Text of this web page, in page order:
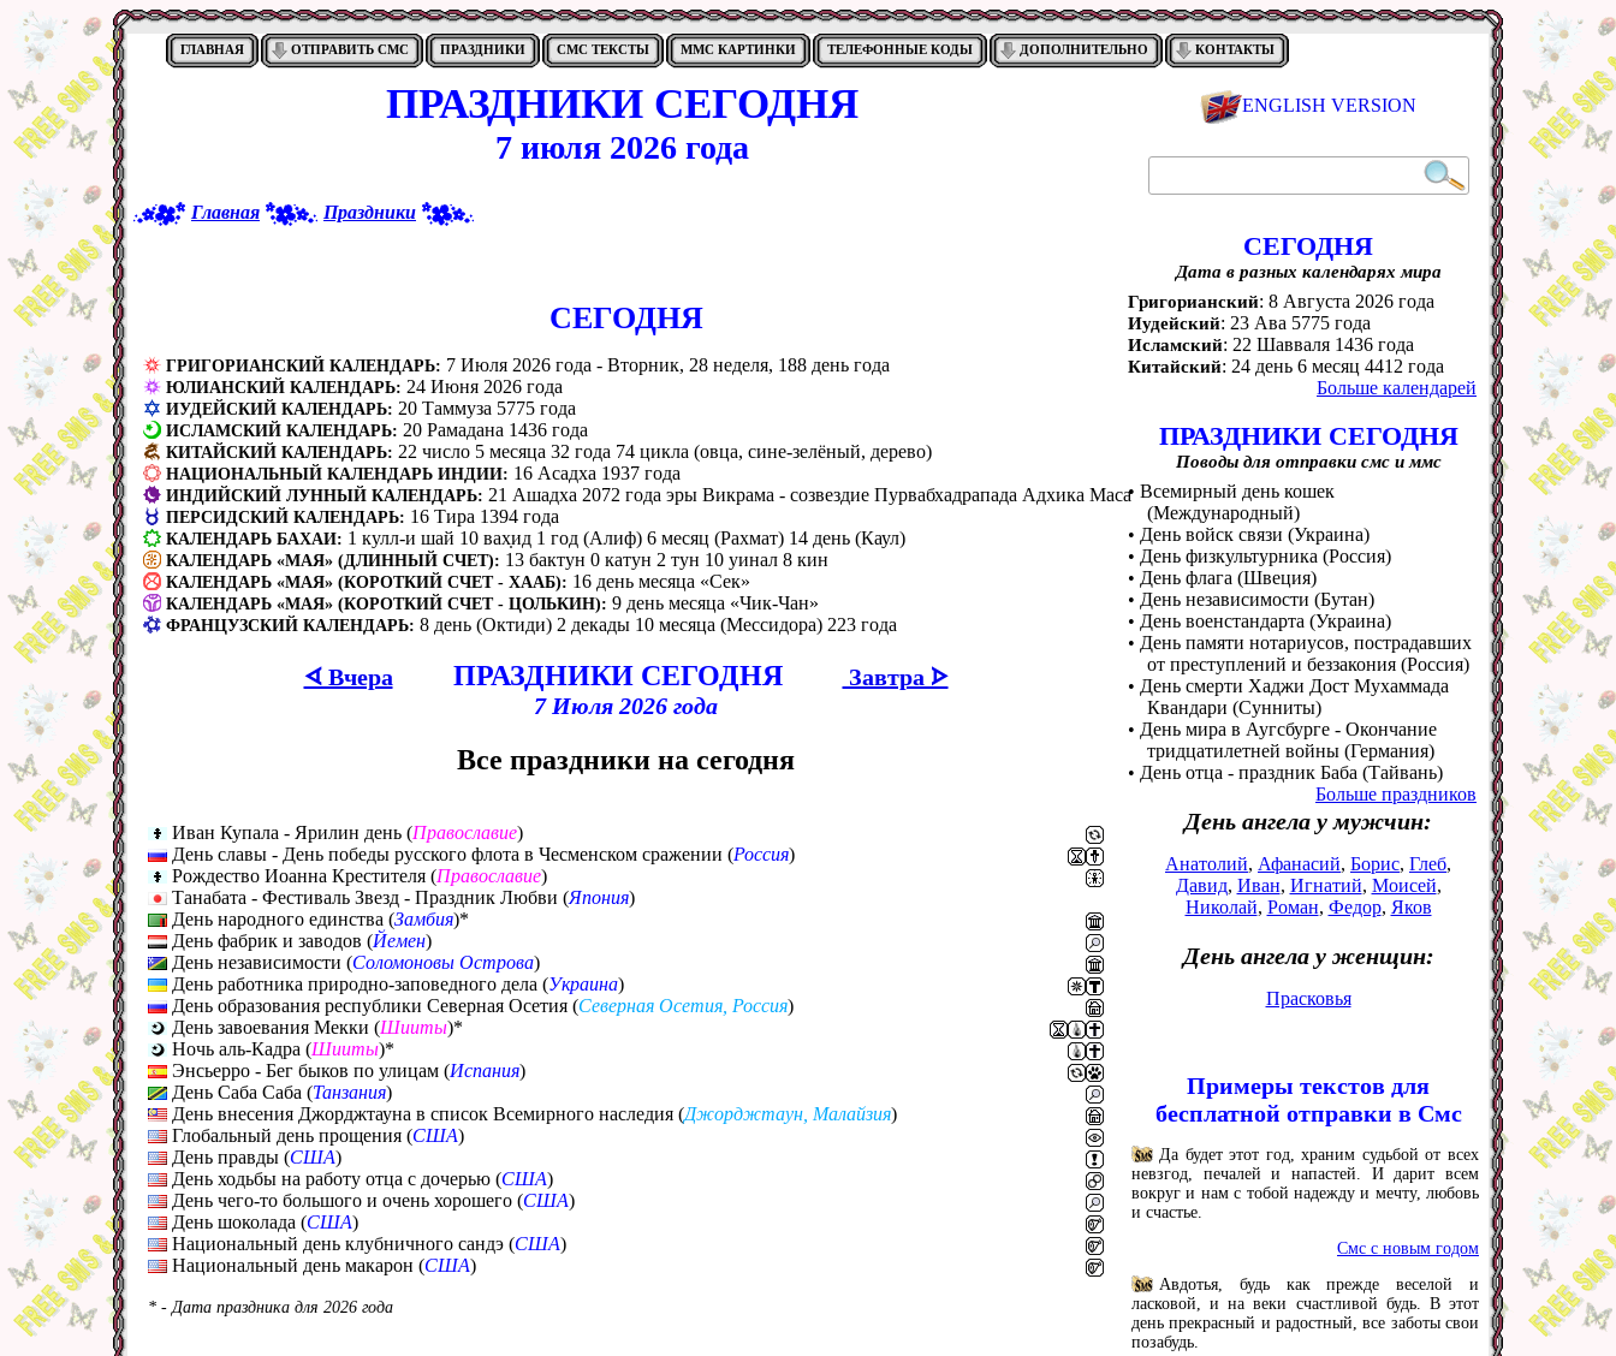
ГЛАВНАЯ ОТПРАВИТЬ СМС ПРАЗДНИКИ СМС ТЕКСТЫ ММС КАРТИНКИ ТЕЛЕФОННЫЕ КОДЫ ДОПОЛНИТЕЛЬНО КОНТАКТЫ
ПРАЗДНИКИ СЕГОДНЯ
7 июля 2026 года
Главная Праздники
CЕГОДНЯ
ГРИГОРИАНСКИЙ КАЛЕНДАРЬ: 7 Июля 2026 года - Вторник, 28 неделя, 188 день года
ЮЛИАНСКИЙ КАЛЕНДАРЬ: 24 Июня 2026 года
ИУДЕЙСКИЙ КАЛЕНДАРЬ: 20 Таммуза 5775 года
ИСЛАМСКИЙ КАЛЕНДАРЬ: 20 Рамадана 1436 года
КИТАЙСКИЙ КАЛЕНДАРЬ: 22 число 5 месяца 32 года 74 цикла (овца, сине-зелёный, дерево)
НАЦИОНАЛЬНЫЙ КАЛЕНДАРЬ ИНДИИ: 16 Асадха 1937 года
ИНДИЙСКИЙ ЛУННЫЙ КАЛЕНДАРЬ: 21 Ашадха 2072 года эры Викрама - созвездие Пурвабхадрапада Адхика Маса
ПЕРСИДСКИЙ КАЛЕНДАРЬ: 16 Тира 1394 года
КАЛЕНДАРЬ БАХАИ: 1 кулл-и шай 10 вах̣ид 1 год (Алиф) 6 месяц (Рахмат) 14 день (Каул)
КАЛЕНДАРЬ «МАЯ» (ДЛИННЫЙ СЧЕТ): 13 бактун 0 катун 2 тун 10 уинал 8 кин
КАЛЕНДАРЬ «МАЯ» (КОРОТКИЙ СЧЕТ - ХААБ): 16 день месяца «Сек»
КАЛЕНДАРЬ «МАЯ» (КОРОТКИЙ СЧЕТ - ЦОЛЬКИН): 9 день месяца «Чик-Чан»
ФРАНЦУЗСКИЙ КАЛЕНДАРЬ: 8 день (Октиди) 2 декады 10 месяца (Мессидора) 223 года
ᗏ Вчера ПРАЗДНИКИ СЕГОДНЯ
Завтра ᗌ
7 Июля 2026 года
Все праздники на сегодня
Иван Купала - Ярилин день (Православие)
День славы - День победы русского флота в Чесменском сражении (Россия)
Рождество Иоанна Крестителя (Православие)
Танабата - Фестиваль Звезд - Праздник Любви (Япония)
День народного единства (Замбия)*
День фабрик и заводов (Йемен)
День независимости (Соломоновы Острова)
День работника природно-заповедного дела (Украина)
День образования республики Северная Осетия (Северная Осетия, Россия)
День завоевания Мекки (Шииты)*
Ночь аль-Кадра (Шииты)*
Энсьерро - Бег быков по улицам (Испания)
День Саба Саба (Танзания)
День внесения Джорджтауна в список Всемирного наследия (Джорджтаун, Малайзия)
Глобальный день прощения (США)
День правды (США)
День ходьбы на работу отца с дочерью (США)
День чего-то большого и очень хорошего (США)
День шоколада (США)
Национальный день клубничного сандэ (США)
Национальный день макарон (США)
* - Дата праздника для 2026 года
ENGLISH VERSION
СЕГОДНЯ
Дата в разных календарях мира
Григорианский: 8 Августа 2026 года
Иудейский: 23 Ава 5775 года
Исламский: 22 Шавваля 1436 года
Китайский: 24 день 6 месяц 4412 года
Больше календарей
ПРАЗДНИКИ СЕГОДНЯ
Поводы для отправки смс и ммс
• Всемирный день кошек
(Международный)
• День войск связи (Украина)
• День физкультурника (Россия)
• День флага (Швеция)
• День независимости (Бутан)
• День военстандарта (Украина)
• День памяти нотариусов, пострадавших
от преступлений и беззакония (Россия)
• День смерти Хаджи Дост Мухаммада
Квандари (Сунниты)
• День мира в Аугсбурге - Окончание
тридцатилетней войны (Германия)
• День отца - праздник Баба (Тайвань)
Больше праздников
День ангела у мужчин:
Анатолий, Афанасий, Борис, Глеб,
Давид, Иван, Игнатий, Моисей,
Николай, Роман, Федор, Яков
День ангела у женщин:
Прасковья
Примеры текстов для
бесплатной отправки в Смс
Да будет этот год, храним судьбой от всех
невзгод, печалей и напастей. И дарит всем
вокруг и нам с тобой надежду и мечту, любовь
и счастье.
Смс с новым годом
Авдотья, будь как прежде веселой и
ласковой, и на веки счастливой будь. В этот
день прекрасный и радостный, все заботы свои
позабудь.